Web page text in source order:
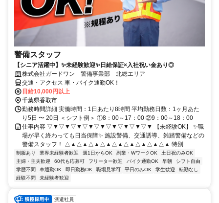
警備スタッフ
【シニア活躍中】✨未経験歓迎✨日給保証×入社祝い金あり◎
株式会社ガードワン 警備事業部 北総エリア
交通・アクセス 車・バイク通勤OK！
日給10,000円以上
千葉県香取市
勤務時間詳細 実働時間：1日あたり8時間 平均勤務日数：1ヶ月あた
り5日 〜 20日 ＜シフト例＞ ①8：00～17：00 ②9：00～18：00
仕事内容 ▽▼▽▼▽▼▽▼▽▼▽▼▽▼▽▼▽▼ 【未経験OK】 ✨職
場が早く終わっても日当保障✨ 施設警備、交通誘導、雑踏警備などの
警備スタッフ！ △▲△▲△▲△▲△▲△▲△▲△▲△▲ 特別...
制服あり 業界未経験者歓迎 週1日からOK 副業・WワークOK
土日祝のみOK
主婦・主夫歓迎
60代も応募可 フリーター歓迎 バイク通勤OK 早朝
シフト自由
学歴不問
車通勤OK 即日勤務OK 職場見学可 平日のみOK 学生歓迎
転勤なし
経験不問
未経験者歓迎
派遣社員